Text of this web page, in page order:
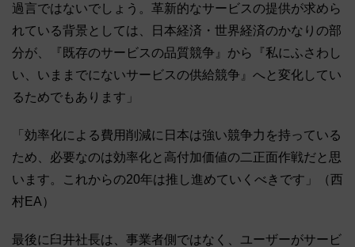
過言ではないでしょう。革新的なサービスの提供が求めら
れている背景としては、日本経済・世界経済のかなりの部
分が、『既存のサービスの品質競争』から『私にふさわし
い、いままでにないサービスの供給競争』へと変化してい
るためでもあります」
「効率化による費用削減に日本は強い競争力を持っている
ため、必要なのは効率化と高付加価値の二正面作戦だと思
います。これからの20年は推し進めていくべきです」（西
村EA）
最後に臼井社長は、事業者側ではなく、ユーザーがサービ